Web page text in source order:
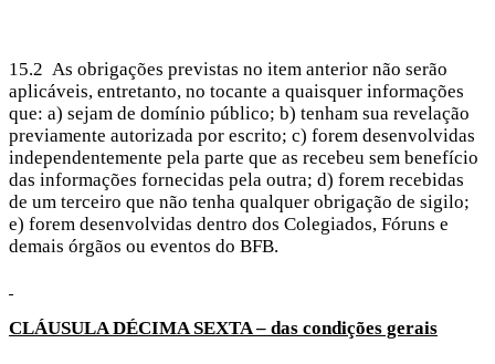
15.2 As obrigações previstas no item anterior não serão
aplicáveis, entretanto, no tocante a quaisquer informações
que: a) sejam de domínio público; b) tenham sua revelação
previamente autorizada por escrito; c) forem desenvolvidas
independentemente pela parte que as recebeu sem benefício
das informações fornecidas pela outra; d) forem recebidas
de um terceiro que não tenha qualquer obrigação de sigilo;
e) forem desenvolvidas dentro dos Colegiados, Fóruns e
demais órgãos ou eventos do BFB.
CLÁUSULADÉCIMA SEXTA – das condições gerais